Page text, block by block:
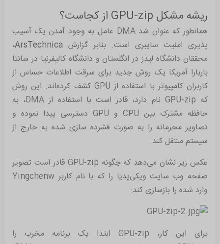
ریشه مشکل GPU-zip از کجاست؟
همانطور که عنوان شد DMA عامل به وجود آمدن یک آسیب
پذیری امنیت سایبری است. بنابر گزارش ArsTechnica،
محققان دانشگاه لیدز در انگلستان و دانشگاه کالیفرنیا در سانتا
باربارا آمریکا یک روش جدید برای سرقت اطلاعات حساس از
کاربران کامپیوتر با استفاده از GPU کشف کرده‌اند. این روش
که GPU-zip نام دارد، قادر است با استفاده از DMA، به
حافظه مشترک بین CPU و GPU دسترسی پیدا نموده و
تصاویر محرمانه را به صورت فشرده سازی شده به خارج از
سیستم منتقل کند.
عکس زیر نشان می‌دهد که چگونه GPU-zip قادر است تصویر
صفحه وب سایت ویکی‌پدیا را که با نام کاربر Yingchenw
وارد شده را بازسازی کند:
برای این کار، GPU-zip ابتدا یک برنامه مخرب را